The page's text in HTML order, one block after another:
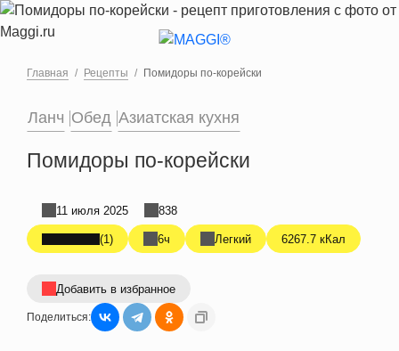
Перейти к основному содержанию
Главная Рецепты Помидоры по-корейски
Ланч Обед Азиатская кухня
Помидоры по-корейски
(1) 6ч Легкий 6267.7 кКал
11 июля 2025 838
Добавить в избранное
Поделиться: